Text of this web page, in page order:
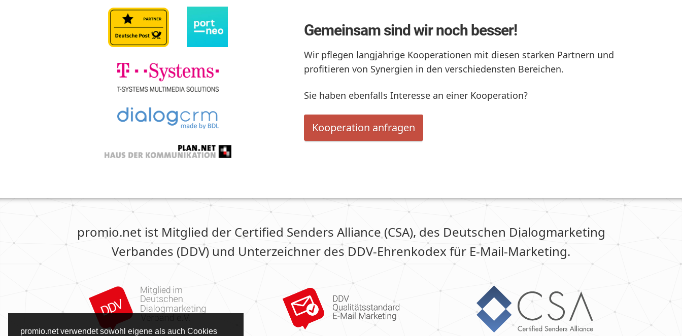
promio.net verwendet sowohl eigene als auch Cookies
Gemeinsam sind wir noch besser!
Wir pflegen langjährige Kooperationen mit diesen starken Partnern und
profitieren von Synergien in den verschiedensten Bereichen.
Sie haben ebenfalls Interesse an einer Kooperation?
Kooperation anfragen
promio.net ist Mitglied der Certified Senders Alliance (CSA), des Deutschen Dialogmarketing
Verbandes (DDV) und Unterzeichner des DDV-Ehrenkodex für E-Mail-Marketing.